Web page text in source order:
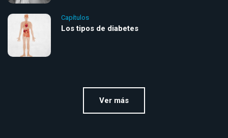
Capítulos
Los tipos de diabetes
Ver más